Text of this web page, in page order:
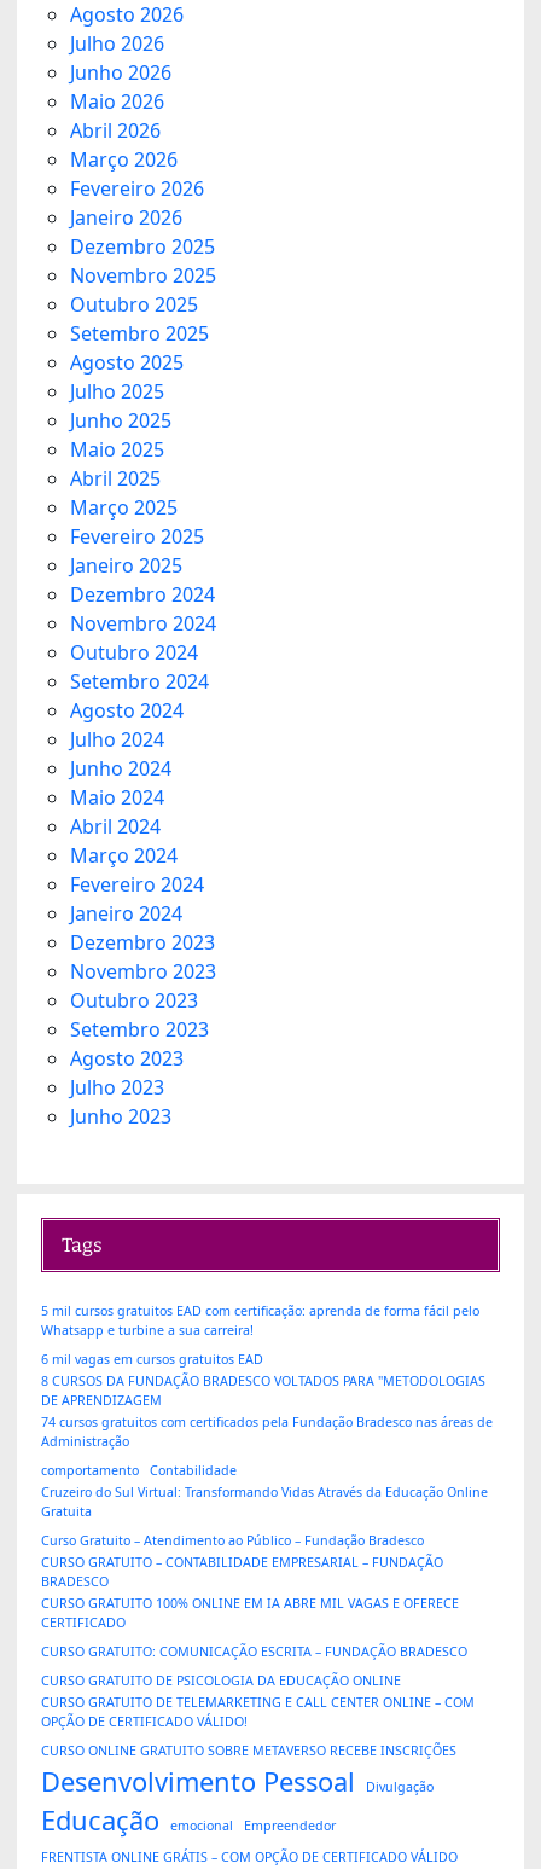
Agosto 2026
Julho 2026
Junho 2026
Maio 2026
Abril 2026
Março 2026
Fevereiro 2026
Janeiro 2026
Dezembro 2025
Novembro 2025
Outubro 2025
Setembro 2025
Agosto 2025
Julho 2025
Junho 2025
Maio 2025
Abril 2025
Março 2025
Fevereiro 2025
Janeiro 2025
Dezembro 2024
Novembro 2024
Outubro 2024
Setembro 2024
Agosto 2024
Julho 2024
Junho 2024
Maio 2024
Abril 2024
Março 2024
Fevereiro 2024
Janeiro 2024
Dezembro 2023
Novembro 2023
Outubro 2023
Setembro 2023
Agosto 2023
Julho 2023
Junho 2023
Tags
5 mil cursos gratuitos EAD com certificação: aprenda de forma fácil pelo
Whatsapp e turbine a sua carreira!
6 mil vagas em cursos gratuitos EAD
8 CURSOS DA FUNDAÇÃO BRADESCO VOLTADOS PARA "METODOLOGIAS
DE APRENDIZAGEM
74 cursos gratuitos com certificados pela Fundação Bradesco nas áreas de
Administração
comportamento
Contabilidade
Cruzeiro do Sul Virtual: Transformando Vidas Através da Educação Online
Gratuita
Curso Gratuito – Atendimento ao Público – Fundação Bradesco
CURSO GRATUITO – CONTABILIDADE EMPRESARIAL – FUNDAÇÃO
BRADESCO
CURSO GRATUITO 100% ONLINE EM IA ABRE MIL VAGAS E OFERECE
CERTIFICADO
CURSO GRATUITO: COMUNICAÇÃO ESCRITA – FUNDAÇÃO BRADESCO
CURSO GRATUITO DE PSICOLOGIA DA EDUCAÇÃO ONLINE
CURSO GRATUITO DE TELEMARKETING E CALL CENTER ONLINE – COM
OPÇÃO DE CERTIFICADO VÁLIDO!
CURSO ONLINE GRATUITO SOBRE METAVERSO RECEBE INSCRIÇÕES
Desenvolvimento Pessoal Divulgação
Educação emocional
Empreendedor
FRENTISTA ONLINE GRÁTIS – COM OPÇÃO DE CERTIFICADO VÁLIDO